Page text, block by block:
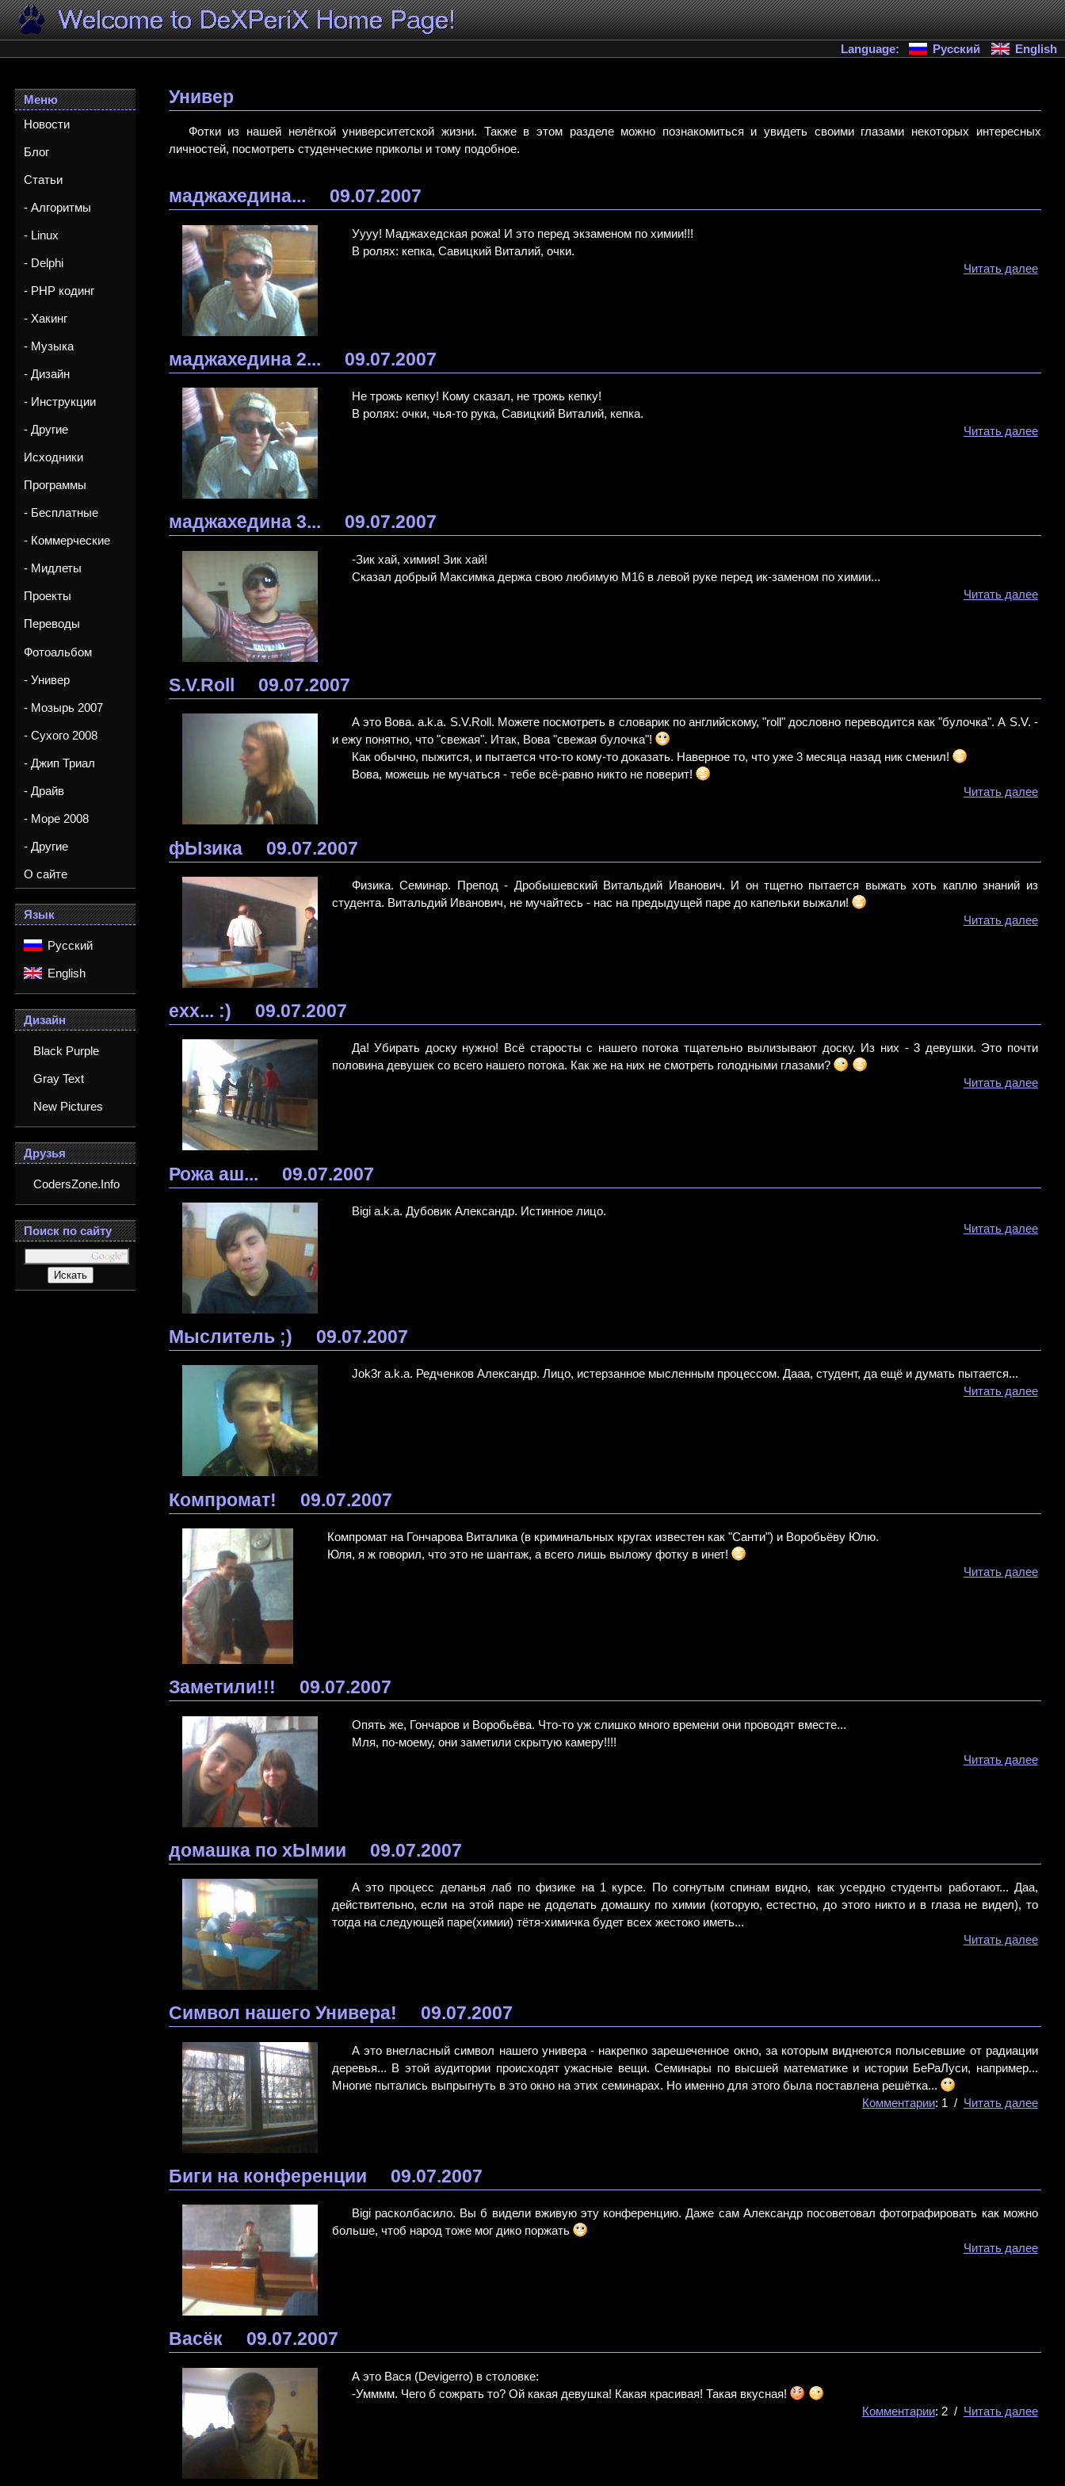
Language: Русский English
Меню
Новости
Блог
Статьи
- Алгоритмы
- Linux
- Delphi
- PHP кодинг
- Хакинг
- Музыка
- Дизайн
- Инструкции
- Другие
Исходники
Программы
- Бесплатные
- Коммерческие
- Мидлеты
Проекты
Переводы
Фотоальбом
- Универ
- Мозырь 2007
- Сухого 2008
- Джип Триал
- Драйв
- Море 2008
- Другие
О сайте
Язык
Русский
English
Дизайн
Black Purple
Gray Text
New Pictures
Друзья
CodersZone.Info
Поиск по сайту
Универ
Фотки из нашей нелёгкой университетской жизни. Также в этом разделе можно познакомиться и увидеть своими глазами некоторых интересных
личностей, посмотреть студенческие приколы и тому подобное.
маджахедина... 09.07.2007
Уууу! Маджахедская рожа! И это перед экзаменом по химии!!!
В ролях: кепка, Савицкий Виталий, очки.
Читать далее
маджахедина 2... 09.07.2007
Не трожь кепку! Кому сказал, не трожь кепку!
В ролях: очки, чья-то рука, Савицкий Виталий, кепка.
Читать далее
маджахедина 3... 09.07.2007
-Зик хай, химия! Зик хай!
Сказал добрый Максимка держа свою любимую М16 в левой руке перед ик-заменом по химии...
Читать далее
S.V.Roll 09.07.2007
А это Вова. a.k.a. S.V.Roll. Можете посмотреть в словарик по английскому, "roll" дословно переводится как "булочка". А S.V. -
и ежу понятно, что "свежая". Итак, Вова "свежая булочка"!
Как обычно, пыжится, и пытается что-то кому-то доказать. Наверное то, что уже 3 месяца назад ник сменил!
Вова, можешь не мучаться - тебе всё-равно никто не поверит!
Читать далее
фЫзика 09.07.2007
Физика. Семинар. Препод - Дробышевский Витальдий Иванович. И он тщетно пытается выжать хоть каплю знаний из
студента. Витальдий Иванович, не мучайтесь - нас на предыдущей паре до капельки выжали!
Читать далее
ехх... :) 09.07.2007
Да! Убирать доску нужно! Всё старосты с нашего потока тщательно вылизывают доску. Из них - 3 девушки. Это почти
половина девушек со всего нашего потока. Как же на них не смотреть голодными глазами?
Читать далее
Рожа аш... 09.07.2007
Bigi a.k.a. Дубовик Александр. Истинное лицо.
Читать далее
Мыслитель ;) 09.07.2007
Jok3r a.k.a. Редченков Александр. Лицо, истерзанное мысленным процессом. Дааа, студент, да ещё и думать пытается...
Читать далее
Компромат! 09.07.2007
Компромат на Гончарова Виталика (в криминальных кругах известен как "Санти") и Воробьёву Юлю.
Юля, я ж говорил, что это не шантаж, а всего лишь выложу фотку в инет!
Читать далее
Заметили!!! 09.07.2007
Опять же, Гончаров и Воробьёва. Что-то уж слишко много времени они проводят вместе...
Мля, по-моему, они заметили скрытую камеру!!!!
Читать далее
домашка по хЫмии 09.07.2007
А это процесс деланья лаб по физике на 1 курсе. По согнутым спинам видно, как усердно студенты работают... Даа,
действительно, если на этой паре не доделать домашку по химии (которую, естестно, до этого никто и в глаза не видел), то
тогда на следующей паре(химии) тётя-химичка будет всех жестоко иметь...
Читать далее
Символ нашего Универа! 09.07.2007
А это внегласный символ нашего универа - накрепко зарешеченное окно, за которым виднеются полысевшие от радиации
деревья... В этой аудитории происходят ужасные вещи. Семинары по высшей математике и истории БеРаЛуси, например...
Многие пытались выпрыгнуть в это окно на этих семинарах. Но именно для этого была поставлена решётка...
Комментарии: 1 / Читать далее
Биги на конференции 09.07.2007
Bigi расколбасило. Вы б видели вживую эту конференцию. Даже сам Александр посоветовал фотографировать как можно
больше, чтоб народ тоже мог дико поржать
Читать далее
Васёк 09.07.2007
А это Вася (Devigerro) в столовке:
-Умммм. Чего б сожрать то? Ой какая девушка! Какая красивая! Такая вкусная!
Комментарии: 2 / Читать далее